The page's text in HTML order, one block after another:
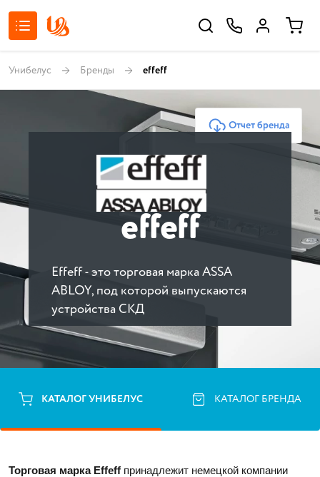
Унибелус Бренды effeff
Отчет бренда
effeff
Effeff - это торговая марка ASSA
ABLOY, под которой выпускаются
устройства СКД
КАТАЛОГ УНИБЕЛУС КАТАЛОГ БРЕНДА
Торговая марка Effeff принадлежит немецкой компании